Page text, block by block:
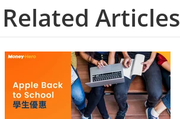
Related Articles